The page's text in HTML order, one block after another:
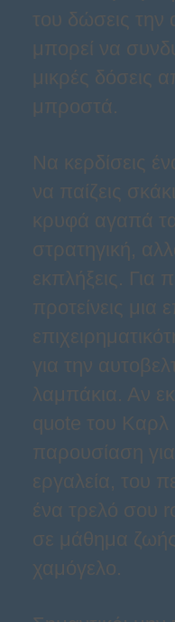
του δώσεις την
μπορεί να
μικρές δόσεις
μπροστά.
Να κερδίσεις
να παίζεις
κρυφά αγαπά
στρατηγική,
εκπλήξεις. Για
προτείνεις μια
για την
λαμπάκια. Αν
quote του Καρλ
παρουσίαση
εργαλεία, του
ένα τρελό σου
σε μάθημα
χαμόγελο.